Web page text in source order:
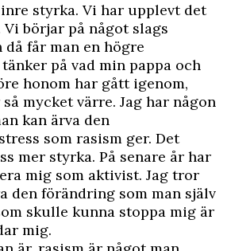
styrka. Vi har upplevt det
Vi börjar på något slags
får man en högre
på vad min pappa och
honom har gått igenom,
mycket värre. Jag har någon
kan ärva den
som rasism ger. Det
mer styrka. På senare år har
mig som aktivist. Jag tror
den förändring som man själv
skulle kunna stoppa mig är
mig.